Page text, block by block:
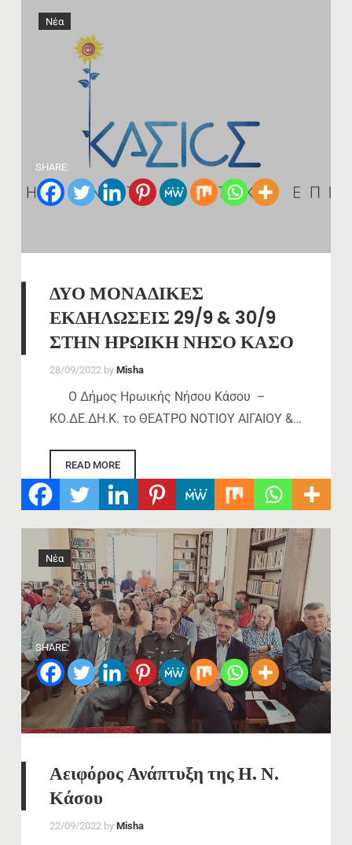
Νέα
SHARE:
ΔΥΟ ΜΟΝΑΔΙΚΕΣ
ΕΚΔΗΛΩΣΕΙΣ 29/9 & 30/9
ΣΤΗΝ ΗΡΩΙΚΗ ΝΗΣΟ ΚΑΣΟ
28/09/2022 by Misha
Ο Δήμος Ηρωικής Νήσου Κάσου –
ΚΟ.ΔΕ.ΔΗ.Κ. το ΘΕΑΤΡΟ ΝΟΤΙΟΥ ΑΙΓΑΙΟΥ &…
READ MORE
Νέα
SHARE:
Αειφόρος Ανάπτυξη της Η. Ν.
Κάσου
22/09/2022 by Misha